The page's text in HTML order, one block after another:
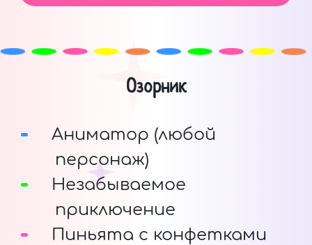
Озорник
Аниматор (любой
персонаж)
Незабываемое
приключение
Пиньята с конфетками